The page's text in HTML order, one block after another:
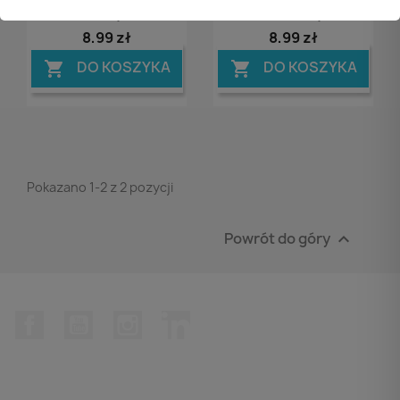
8,99 zł
 DO KOSZYKA
8,99 zł
 DO KOSZYKA
Pokazano 1-2 z 2 pozycji
Powrót do góry 